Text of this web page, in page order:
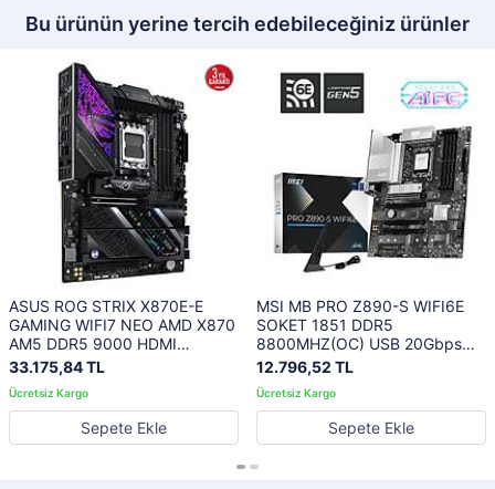
Bu ürünün yerine tercih edebileceğiniz ürünler
ASUS ROG STRIX X870E-E
GAMING WIFI7 NEO AMD X870
AM5 DDR5 9000 HDMI
2xUSB4 5x M2 USB3.2 WiFi 7 +
BT AURA RGB 5Gbit LAN ATX
18+2+2 Güç Aşamaları, Çift
USB4, AIO Q-CONNECTOR
33.175,84 TL
Sepete Ekle
MSI MB PRO Z890-S WIFI6E
SOKET 1851 DDR5
8800MHZ(OC) USB 20Gbps
3xM.2 HDMI DP 2.5G LAN WIFI
12.796,52 TL
Sepete Ekle